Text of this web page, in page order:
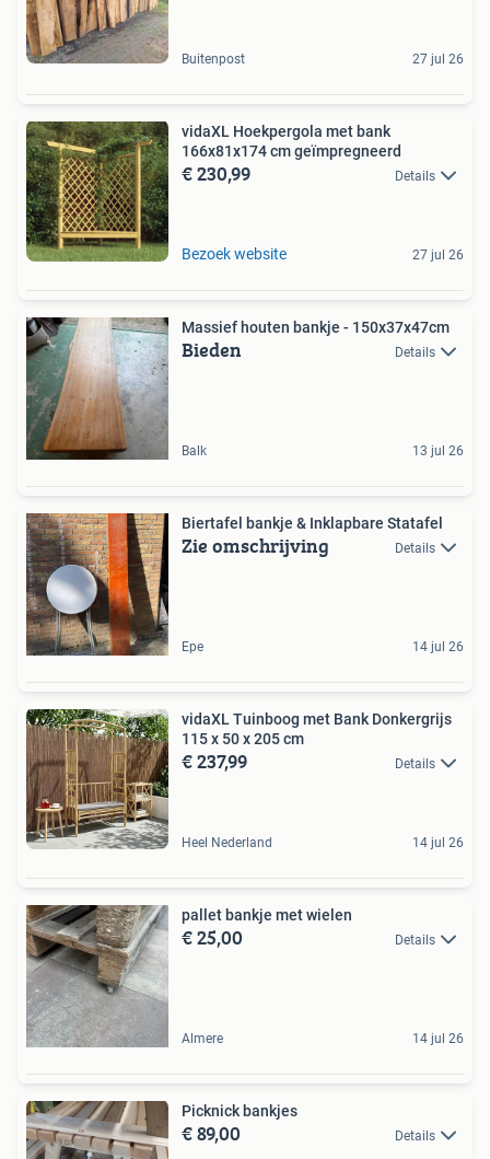
Buitenpost 27 jul 26
vidaXL Hoekpergola met bank
166x81x174 cm geïmpregneerd
€ 230,99 Details
Bezoek website 27 jul 26
Massief houten bankje - 150x37x47cm
Bieden Details
Balk 13 jul 26
Biertafel bankje & Inklapbare Statafel
Zie omschrijving Details
Epe 14 jul 26
vidaXL Tuinboog met Bank Donkergrijs
115 x 50 x 205 cm
€ 237,99 Details
Heel Nederland 14 jul 26
pallet bankje met wielen
€ 25,00 Details
Almere 14 jul 26
Picknick bankjes
€ 89,00 Details